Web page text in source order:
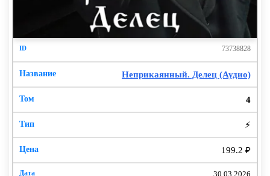
73738828
Неприкаянный. Делец (Аудио)
4
⚡
199.2 ₽
30.03.2026